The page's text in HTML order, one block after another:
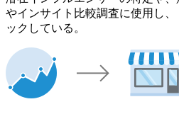
やインサイト比較調査に使用し
ックしている。